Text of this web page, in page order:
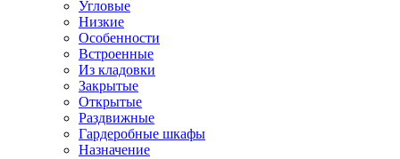
Угловые
Низкие
Особенности
Встроенные
Из кладовки
Закрытые
Открытые
Раздвижные
Гардеробные шкафы
Назначение